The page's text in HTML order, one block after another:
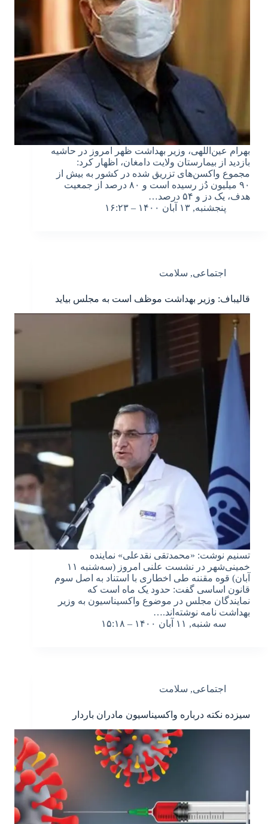
بهرام عین‌اللهی، وزیر بهداشت ظهر امروز در حاشیه
بازدید از بیمارستان ولایت دامغان، اظهار کرد:
مجموع واکسن‌های تزریق شده در کشور به بیش از
۹۰ میلیون دُز رسیده است و ۸۰ درصد از جمعیت
هدف، یک دز و ۵۴ درصد…
پنجشنبه, ۱۳ آبان ۱۴۰۰ – ۱۶:۲۳
اجتماعی, سلامت
قالیباف: وزیر بهداشت موظف است به مجلس بیاید
تسنیم نوشت: «محمدتقی نقدعلی» نماینده
خمینی‌شهر در نشست علنی امروز (سه‌شنبه ۱۱
آبان) قوه مقننه طی اخطاری با استناد به اصل سوم
قانون اساسی گفت: حدود یک ماه است که
نمایندگان مجلس در موضوع واکسیناسیون به وزیر
بهداشت نامه نوشته‌اند.…
سه شنبه, ۱۱ آبان ۱۴۰۰ – ۱۵:۱۸
اجتماعی, سلامت
سیزده نکته درباره واکسیناسیون مادران باردار